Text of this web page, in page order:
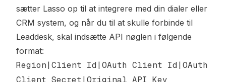
sætter Lasso op til at integrere med din dialer eller
CRM system, og når du til at skulle forbinde til
Leaddesk, skal indsætte API nøglen i følgende
format:
Region|Client Id|OAuth Client Id|OAuth
Client Secret|Original API Key